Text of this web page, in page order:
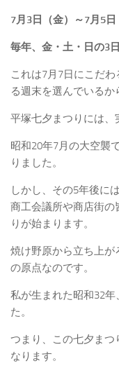
7月3日（金）～7月5日
毎年、金・土・日の3
これは7月7日にこだ
る週末を選んでいるか
平塚七夕まつりには、
昭和20年7月の大空襲
りました。
しかし、その5年後に
商工会議所や商店街の
りが始まります。
焼け野原から立ち上が
の原点なのです。
私が生まれた昭和32
た。
つまり、この七夕まつ
なります。